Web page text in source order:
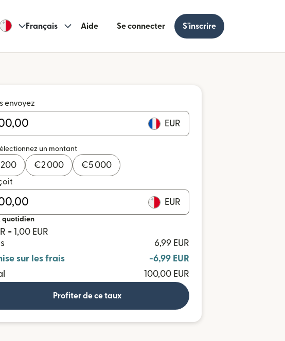
Français Aide Se connecter S'inscrire
envoyez
EUR
un montant
200 €2 000 €5 000
EUR
quotidien
= 1,00 EUR
6,99 EUR
sur les frais
-6,99 EUR
100,00 EUR
Profiter de ce taux